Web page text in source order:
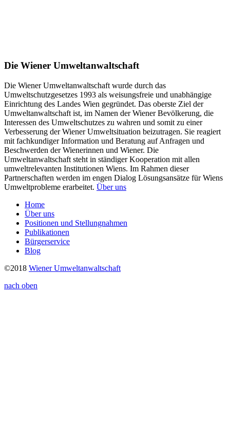
Die Wiener Umweltanwaltschaft
Die Wiener Umweltanwaltschaft wurde durch das
Umweltschutzgesetzes 1993 als weisungsfreie und unabhängige
Einrichtung des Landes Wien gegründet. Das oberste Ziel der
Umweltanwaltschaft ist, im Namen der Wiener Bevölkerung, die
Interessen des Umweltschutzes zu wahren und somit zu einer
Verbesserung der Wiener Umweltsituation beizutragen. Sie reagiert
mit fachkundiger Information und Beratung auf Anfragen und
Beschwerden der Wienerinnen und Wiener. Die
Umweltanwaltschaft steht in ständiger Kooperation mit allen
umweltrelevanten Institutionen Wiens. Im Rahmen dieser
Partnerschaften werden im engen Dialog Lösungsansätze für Wiens
Umweltprobleme erarbeitet. Über uns
Home
Über uns
Positionen und Stellungnahmen
Publikationen
Bürgerservice
Blog
©2018 Wiener Umweltanwaltschaft
nach oben